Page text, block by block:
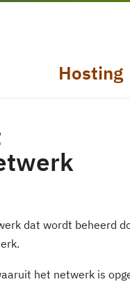
Hosting
dat wordt beheerd
het netwerk is